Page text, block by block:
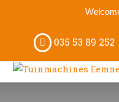
035 53 89 252